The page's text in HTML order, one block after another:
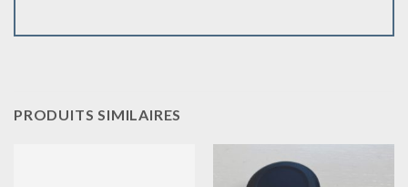
PRODUITS SIMILAIRES